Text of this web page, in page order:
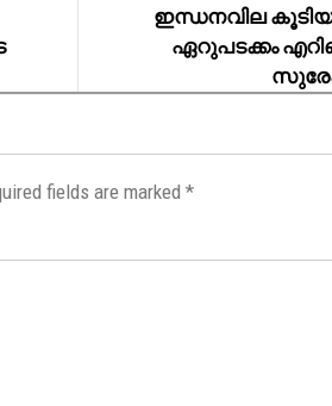
ഇന്ധനവില
ഏറുപടക്കം
fields are marked *